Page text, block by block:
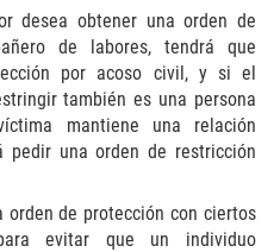
Metanfetamina
Desviación Previo al
De Sustancias
Para La Venta
desea obtener una orden de
de labores, tendrá que
por acoso civil, y si el
también es una persona
mantiene una relación
pedir una orden de restricción
de protección con ciertos
evitar que un individuo